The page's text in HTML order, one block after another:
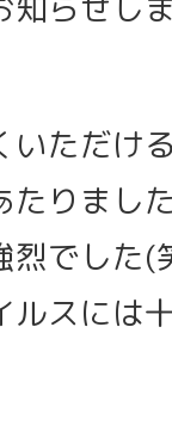
いただけ
たりまし
烈でした(
ルスには